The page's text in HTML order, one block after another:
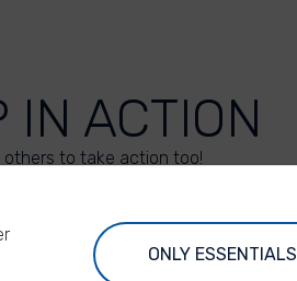
ACTION
to take action too!
ONLY ESSENTIALS